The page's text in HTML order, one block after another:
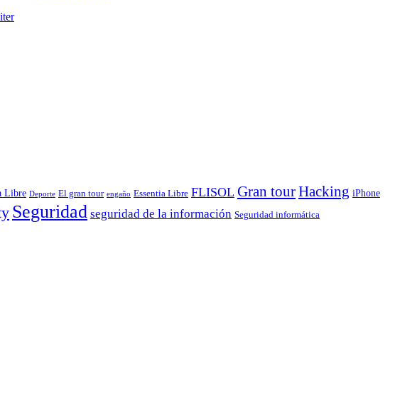
Libre Deporte El gran tour engaño Essentia Libre FLISOL Gran tourHacking iPhone
Seguridad seguridad de la información Seguridad informática